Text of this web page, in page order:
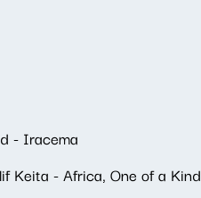
- Iracema
Keita - Africa, One of a Kind